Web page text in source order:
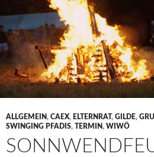
ALLGEMEIN, CAEX, ELTERNRAT, GILDE,
SWINGING PFADIS, TERMIN, WIWÖ